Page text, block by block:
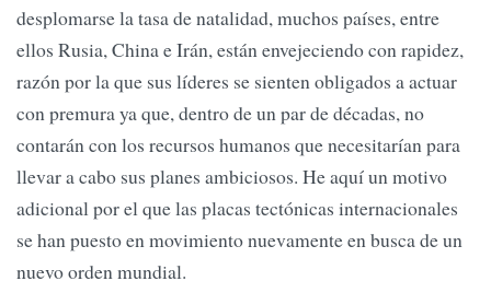
desplomarse la tasa de natalidad, muchos países, entre
ellos Rusia, China e Irán, están envejeciendo con rapidez,
razón por la que sus líderes se sienten obligados a actuar
con premura ya que, dentro de un par de décadas, no
contarán con los recursos humanos que necesitarían para
llevar a cabo sus planes ambiciosos. He aquí un motivo
adicional por el que las placas tectónicas internacionales
se han puesto en movimiento nuevamente en busca de un
nuevo orden mundial.